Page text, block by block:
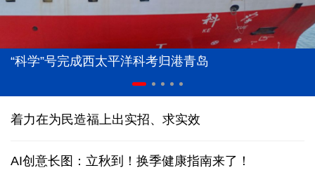
“科学”号完成西太平洋科考归港青岛
着力在为民造福上出实招、求实效
AI创意长图：立秋到！换季健康指南来了！